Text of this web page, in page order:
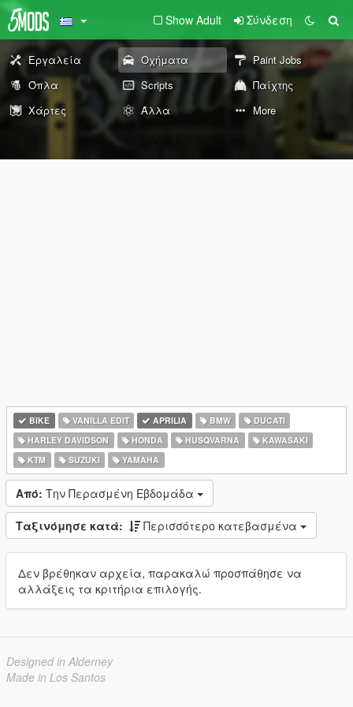
Show Adult Σύνδεση
Εργαλεία Οχήματα
Paint Jobs
Όπλα
Scripts
Παίχτης
Χάρτες
Άλλα More
BIKE VANILLA EDIT APRILIA BMW
DUCATI
HARLEY DAVIDSON
HONDA HUSQVARNA
KAWASAKI
KTM
SUZUKI YAMAHA
Από: Την Περασμένη Εβδομάδα
Ταξινόμησε κατά: Περισσότερο κατεβασμένα
Δεν βρέθηκαν αρχεία, παρακαλώ προσπάθησε να
αλλάξεις τα κριτήρια επιλογής.
Designed in Alderney
Made in Los Santos